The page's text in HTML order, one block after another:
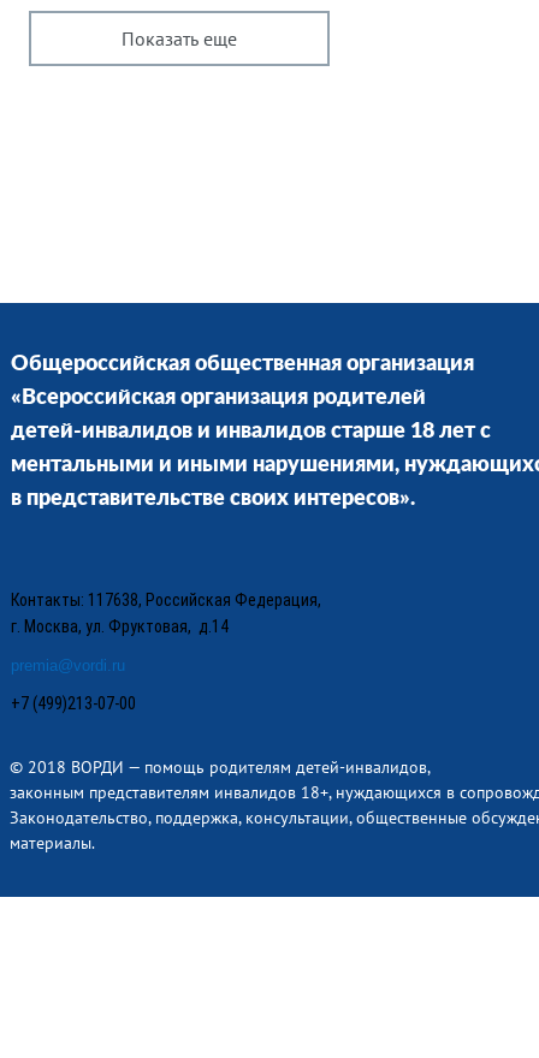
Показать еще
Общероссийская общественная организация
«Всероссийская организация родителей
детей-инвалидов и инвалидов старше 18 лет с
ментальными и иными нарушениями,
в представительстве своих интересов».
Контакты: 117638, Российская Федерация,
г. Москва, ул. Фруктовая, д.14
premia@vordi.ru
+7 (499)213-07-00
© 2018 ВОРДИ — помощь родителям детей-инвалидов,
законным представителям инвалидов 18+, нуждающихся в
Законодательство, поддержка, консультации, общественные
материалы.